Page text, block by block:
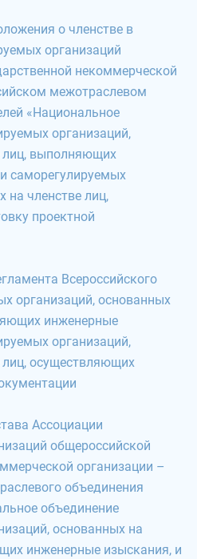
о членстве в
организаций
некоммерческой
межотраслевом
«Национальное
организаций,
лиц, выполняющих
саморегулируемых
на членстве лиц,
проектной
Всероссийского
организаций, основанных
инженерные
организаций,
лиц, осуществляющих
Ассоциации
общероссийской
организации –
объединения
объединение
основанных на
инженерные изыскания, и